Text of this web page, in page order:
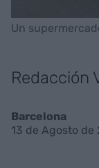
Un
Redacción
Barcelona
13 de Agosto de